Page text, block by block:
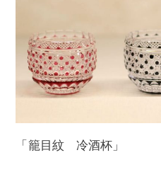
「籠目紋 冷酒杯」